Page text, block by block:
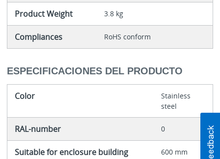
Product Weight 3.8 kg
Compliances RoHS conform
ESPECIFICACIONES DEL PRODUCTO
Color
Stainless
steel
RAL-number 0
Suitable for enclosure building
600 mm